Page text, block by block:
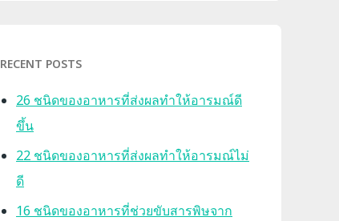
RECENT POSTS
26 ชนิดของอาหารที่ส่งผลทำให้อารมณ์ดี
ขึ้น
22 ชนิดของอาหารที่ส่งผลทำให้อารมณ์ไม่
ดี
16 ชนิดของอาหารที่ช่วยขับสารพิษจาก